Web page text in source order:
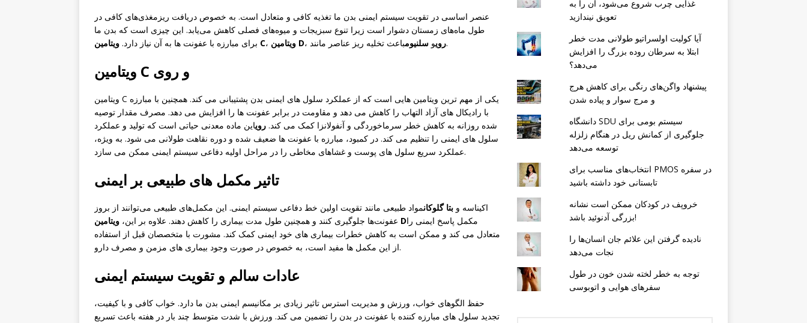
عنصر اساسی در تقویت سیستم ایمنی بدن ما تغذیه کافی و متعادل است. به خصوص دریافت ریزمغذی‌های کافی در
طول ماه‌های زمستان دشوار است زیرا تنوع سبزیجات و میوه‌های فصلی کاهش می‌یابد. این چیزی است که بدن ما
برای مبارزه با عفونت ها به آن نیاز دارد. ویتامین C، ویتامین D، رویو سلنیوم باعث تخلیه ریز عناصر مانند.
ویتامین C و روی
ویتامین C یکی از مهم ترین ویتامین هایی است که از عملکرد سلول های ایمنی بدن پشتیبانی می کند. همچنین با مبارزه
با رادیکال های آزاد التهاب را کاهش می دهد و مقاومت در برابر عفونت ها را افزایش می دهد. مصرف مقدار توصیه
شده روزانه به کاهش خطر سرماخوردگی و آنفولانزا کمک می کند. رویاین ماده معدنی حیاتی است که تولید و عملکرد
سلول های ایمنی را تنظیم می کند. در کمبود، مبارزه با عفونت ها ضعیف شده و دوره نقاهت طولانی می شود. به ویژه،
عملکرد سریع سلول های پوست و غشاهای مخاطی را در مراحل اولیه دفاعی سیستم ایمنی ممکن می سازد.
تاثیر مکمل های طبیعی بر ایمنی
اکیناسه و بتا گلوکانمواد طبیعی مانند تقویت اولین خط دفاعی سیستم ایمنی. این مکمل‌های طبیعی می‌توانند از بروز
عفونت‌ها جلوگیری کنند و همچنین طول مدت بیماری را کاهش دهند. علاوه بر این، ویتامین Dمکمل پاسخ ایمنی را
متعادل می کند و ممکن است به کاهش خطرات بیماری های خود ایمنی کمک کند. مشورت با متخصصان قبل از استفاده
از این مکمل ها مفید است، به خصوص در صورت وجود بیماری های مزمن و مصرف دارو.
عادات سالم و تقویت سیستم ایمنی
حفظ الگوهای خواب، ورزش و مدیریت استرس تاثیر زیادی بر مکانیسم ایمنی بدن ما دارد. خواب کافی و با کیفیت،
تجدید سلول های مبارزه کننده با عفونت در بدن را تضمین می کند. ورزش با شدت متوسط ​​چند بار در هفته باعث تسریع
غذایی چرب شروع می‌شود، آن را به
تعویق نیندازید
آیا کولیت اولسراتیو طولانی مدت خطر
ابتلا به سرطان روده بزرگ را افزایش
می‌دهد؟
پیشنهاد واگن‌های رنگی برای کاهش هرج
و مرج سوار و پیاده شدن
دانشگاه SDU سیستم بومی برای
جلوگیری از کمانش ریل در هنگام زلزله
توسعه می‌دهد
انتخاب‌های مناسب برای PMOS در سفره
تابستانی خود داشته باشید
خروپف در کودکان ممکن است نشانه
بزرگی آدنوئید باشد!
نادیده گرفتن این علائم جان انسان‌ها را
نجات می‌دهد
توجه به خطر لخته شدن خون در طول
سفرهای هوایی و اتوبوسی